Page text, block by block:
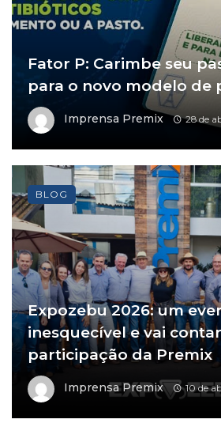
Fator P: Carimbe seu
para o novo modelo de
Imprensa Premix 28 de
Expozebu 2026: um
inesquecível e vai
participação da Premix
Imprensa Premix 10 de
BLOG